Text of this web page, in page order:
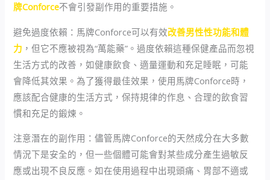
牌Conforce不會引發副作用的重要措施。
避免過度依賴：馬牌Conforce可以有效改善男性性功能和體
力 ，但它不應被視為“萬能藥”。過度依賴這種保健產品而忽視
生活方式的改善，如健康飲食、適量運動和充足睡眠，可能
會降低其效果。為了獲得最佳效果，使用馬牌Conforce時，
應該配合健康的生活方式，保持規律的作息、合理的飲食習
慣和充足的鍛煉。
注意潛在的副作用：儘管馬牌Conforce的天然成分在大多數
情況下是安全的，但一些個體可能會對某些成分產生過敏反
應或出現不良反應。如在使用過程中出現頭痛、胃部不適或